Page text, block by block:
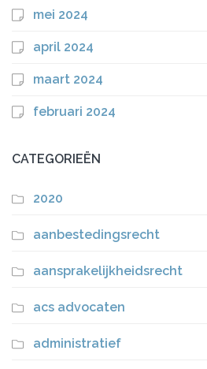
mei 2024
april 2024
maart 2024
februari 2024
CATEGORIEËN
2020
aanbestedingsrecht
aansprakelijkheidsrecht
acs advocaten
administratief